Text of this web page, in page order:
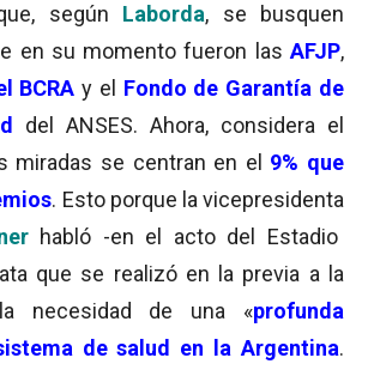
según Laborda, se busquen
en su momento fueron las AFJP,
BCRA y el Fondo de Garantía de
del ANSES. Ahora, considera el
miradas se centran en el 9% que
. Esto porque la vicepresidenta
habló -en el acto del Estadio
que se realizó en la previa a la
necesidad de una «profunda
de salud en la Argentina.